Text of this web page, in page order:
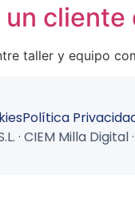
un
taller y equipo
Política
· CIEM Milla